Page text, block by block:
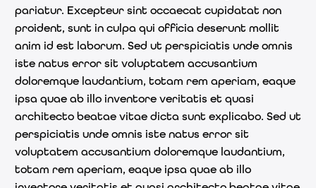
pariatur. Excepteur sint occaecat cupidatat non
proident, sunt in culpa qui officia deserunt mollit
anim id est laborum. Sed ut perspiciatis unde omnis
iste natus error sit voluptatem accusantium
doloremque laudantium, totam rem aperiam, eaque
ipsa quae ab illo inventore veritatis et quasi
architecto beatae vitae dicta sunt explicabo. Sed ut
perspiciatis unde omnis iste natus error sit
voluptatem accusantium doloremque laudantium,
totam rem aperiam, eaque ipsa quae ab illo